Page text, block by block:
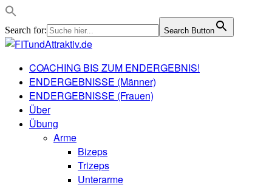
Search for: Search Button
COACHING BIS ZUM ENDERGEBNIS!
ENDERGEBNISSE (Männer)
ENDERGEBNISSE (Frauen)
Über
Übung
Arme
Bizeps
Trizeps
Unterarme